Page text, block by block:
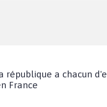
république a chacun
France